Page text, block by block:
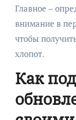
Главное –
внимание в
чтобы
хлопот.
Как